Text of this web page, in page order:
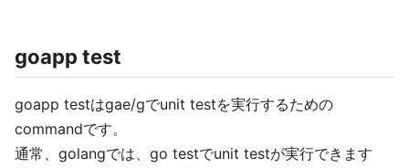
goapp test
goapp testはgae/gでunit testを実行するための
commandです。
通常、golangでは、go testでunit testが実行できます